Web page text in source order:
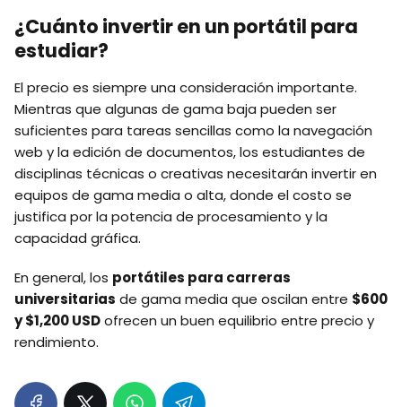
¿Cuánto invertir en un portátil para
estudiar?
El precio es siempre una consideración importante.
Mientras que algunas de gama baja pueden ser
suficientes para tareas sencillas como la navegación
web y la edición de documentos, los estudiantes de
disciplinas técnicas o creativas necesitarán invertir en
equipos de gama media o alta, donde el costo se
justifica por la potencia de procesamiento y la
capacidad gráfica.
En general, los portátiles para carreras
universitarias de gama media que oscilan entre $600
y $1,200 USDofrecen un buen equilibrio entre precio y
rendimiento.